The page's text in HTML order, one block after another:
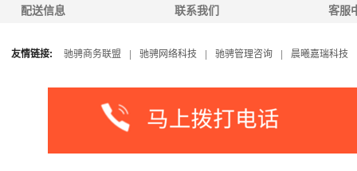
配送信息 联系我们 客服
友情链接: 驰骋商务联盟 驰骋网络科技 驰骋管理咨询 晨曦嘉瑞科技